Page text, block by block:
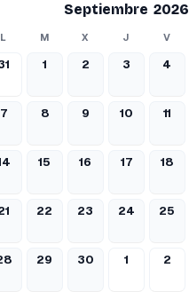
Septiembre 2026
L M X J V
1 2 3 4
7 8 9 10 11
15 16 17 18
22 23 24 25
29 30 1 2